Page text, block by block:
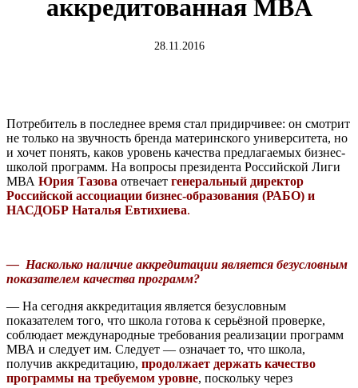
аккредитованная MBA
28.11.2016
Потребитель в последнее время стал придирчивее: он смотрит
не только на звучность бренда материнского университета, но
и хочет понять, каков уровень качества предлагаемых бизнес-
школой программ. На вопросы президента Российской Лиги
МВА Юрия Тазова отвечает генеральный директор
Российской ассоциации бизнес-образования (РАБО) и
НАСДОБР Наталья Евтихиева.
— Насколько наличие аккредитации является безусловным
показателем качества программ?
— На сегодня аккредитация является безусловным
показателем того, что школа готова к серьёзной проверке,
соблюдает международные требования реализации программ
МВА и следует им. Следует — означает то, что школа,
получив аккредитацию, продолжает держать качество
программы на требуемом уровне, поскольку через